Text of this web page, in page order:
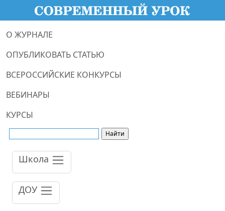
О ЖУРНАЛЕ
ОПУБЛИКОВАТЬ СТАТЬЮ
ВСЕРОССИЙСКИЕ КОНКУРСЫ
ВЕБИНАРЫ
КУРСЫ
Школа
ДОУ